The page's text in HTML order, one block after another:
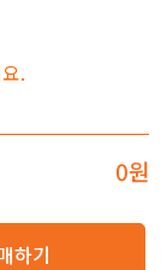
.
0원
하기